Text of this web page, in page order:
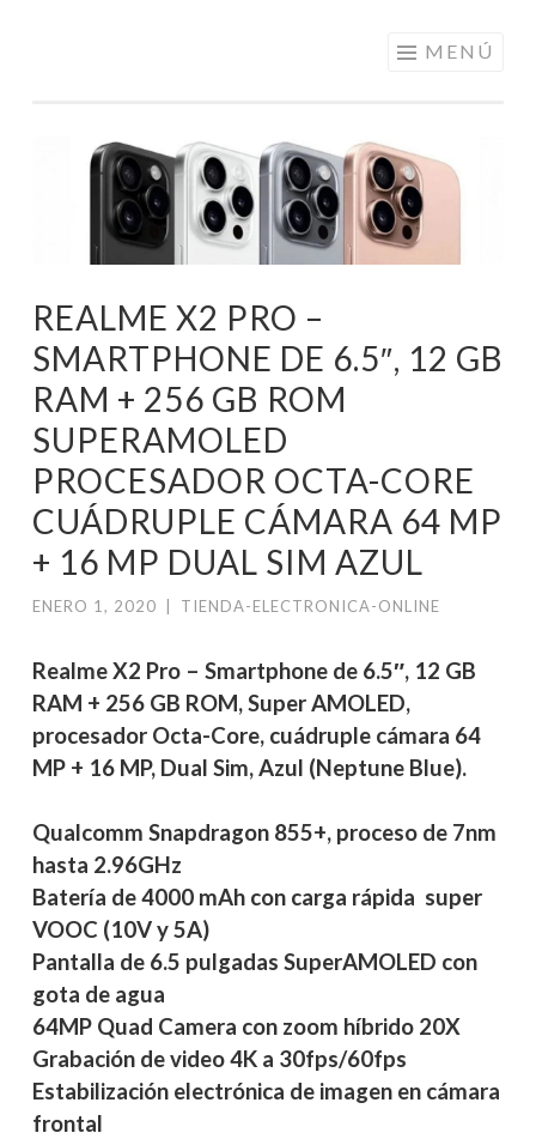
PRECIOS DE
ANDORRA
MENÚ
REALME X2 PRO –
SMARTPHONE DE 6.5″, 12 GB
RAM + 256 GB ROM
SUPERAMOLED
PROCESADOR OCTA-CORE
CUÁDRUPLE CÁMARA 64 MP
+ 16 MP DUAL SIM AZUL
ENERO 1, 2020 TIENDA-ELECTRONICA-ONLINE
Realme X2 Pro – Smartphone de 6.5″, 12 GB
RAM + 256 GB ROM, Super AMOLED,
procesador Octa-Core, cuádruple cámara 64
MP + 16 MP, Dual Sim, Azul (Neptune Blue).
Qualcomm Snapdragon 855+, proceso de 7nm
hasta 2.96GHz
Batería de 4000 mAh con carga rápida super
VOOC (10V y 5A)
Pantalla de 6.5 pulgadas SuperAMOLED con
gota de agua
64MP Quad Camera con zoom híbrido 20X
Grabación de video 4K a 30fps/60fps
Estabilización electrónica de imagen en cámara
frontal